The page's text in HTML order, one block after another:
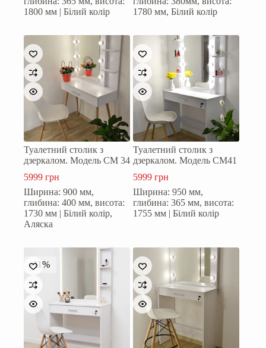
1800 мм | Білий колір
1780 мм, Білий колір
Туалетний столик з
дзеркалом. Модель СМ 34
5999 грн
Ширина: 900 мм,
глибина: 400 мм, висота:
1730 мм | Білий колір,
Аляска
Туалетний столик з
дзеркалом. Модель СМ41
5999грн
Ширина: 950 мм,
глибина: 365 мм, висота:
1755 мм | Білий колір
-11%